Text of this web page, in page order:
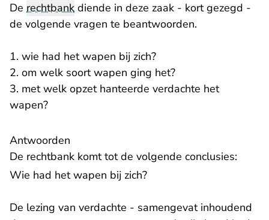
De rechtbank diende in deze zaak - kort gezegd -
de volgende vragen te beantwoorden.
1. wie had het wapen bij zich?
2. om welk soort wapen ging het?
3. met welk opzet hanteerde verdachte het
wapen?
Antwoorden
De rechtbank komt tot de volgende conclusies:
Wie had het wapen bij zich?
De lezing van verdachte - samengevat inhoudend